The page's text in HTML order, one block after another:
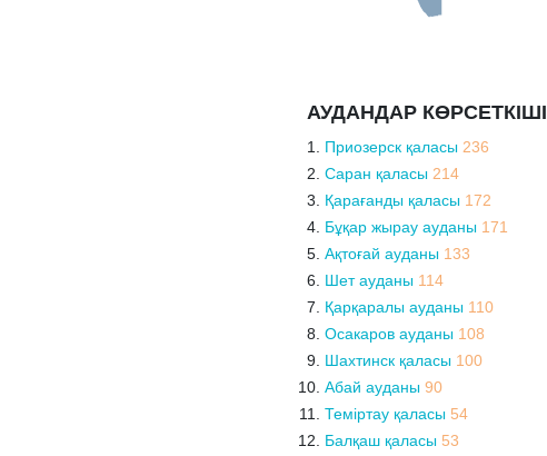
АУДАНДАР КӨРСЕТКІШІ
Приозерск қаласы 236
Саран қаласы 214
Қарағанды қаласы 172
Бұқар жырау ауданы 171
Ақтоғай ауданы 133
Шет ауданы 114
Қарқаралы ауданы 110
Осакаров ауданы 108
Шахтинск қаласы 100
Абай ауданы 90
Теміртау қаласы 54
Балқаш қаласы 53